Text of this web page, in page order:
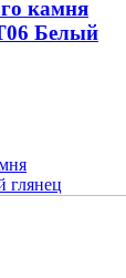
камня
Белый